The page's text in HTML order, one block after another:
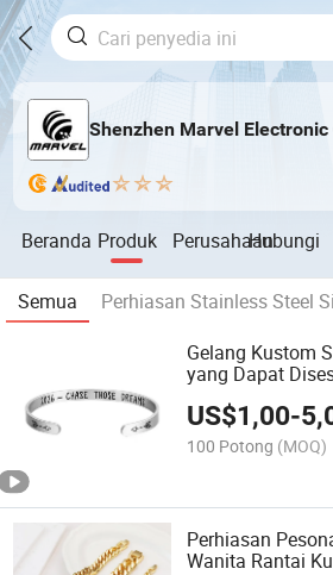
Shenzhen Marvel Electronic
Beranda Produk PerusahaanHubungi
Semua Perhiasan Stainless Steel
Gelang Kustom
yang Dapat
US$1,00-
100 Potong (MOQ)
Perhiasan
Wanita Rantai